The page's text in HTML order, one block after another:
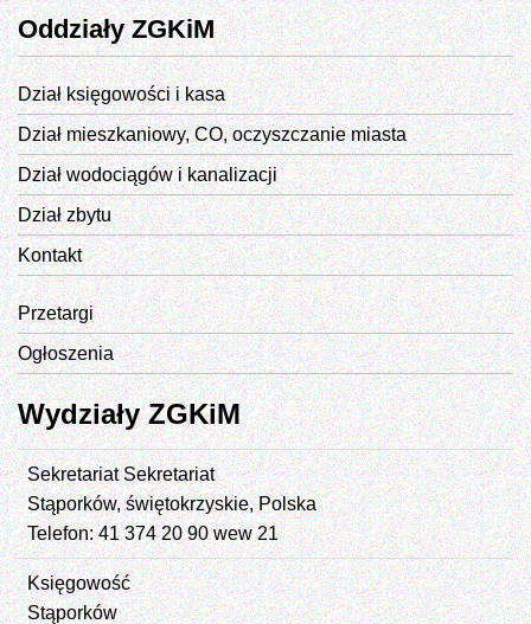
Oddziały ZGKiM
Dział księgowości i kasa
Dział mieszkaniowy, CO, oczyszczanie miasta
Dział wodociągów i kanalizacji
Dział zbytu
Kontakt
Przetargi
Ogłoszenia
Wydziały ZGKiM
SekretariatSekretariat
Stąporków, świętokrzyskie, Polska
Telefon: 41 374 20 90 wew 21
Księgowość
Stąporków